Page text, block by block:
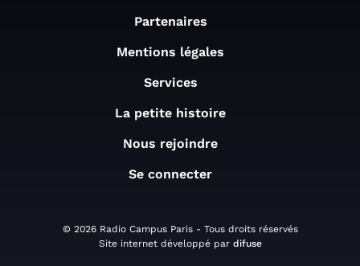
Partenaires
Mentions légales
Services
La petite histoire
Nous rejoindre
Se connecter
© 2026 Radio Campus Paris - Tous droits réservés
Site internet développé par difuse